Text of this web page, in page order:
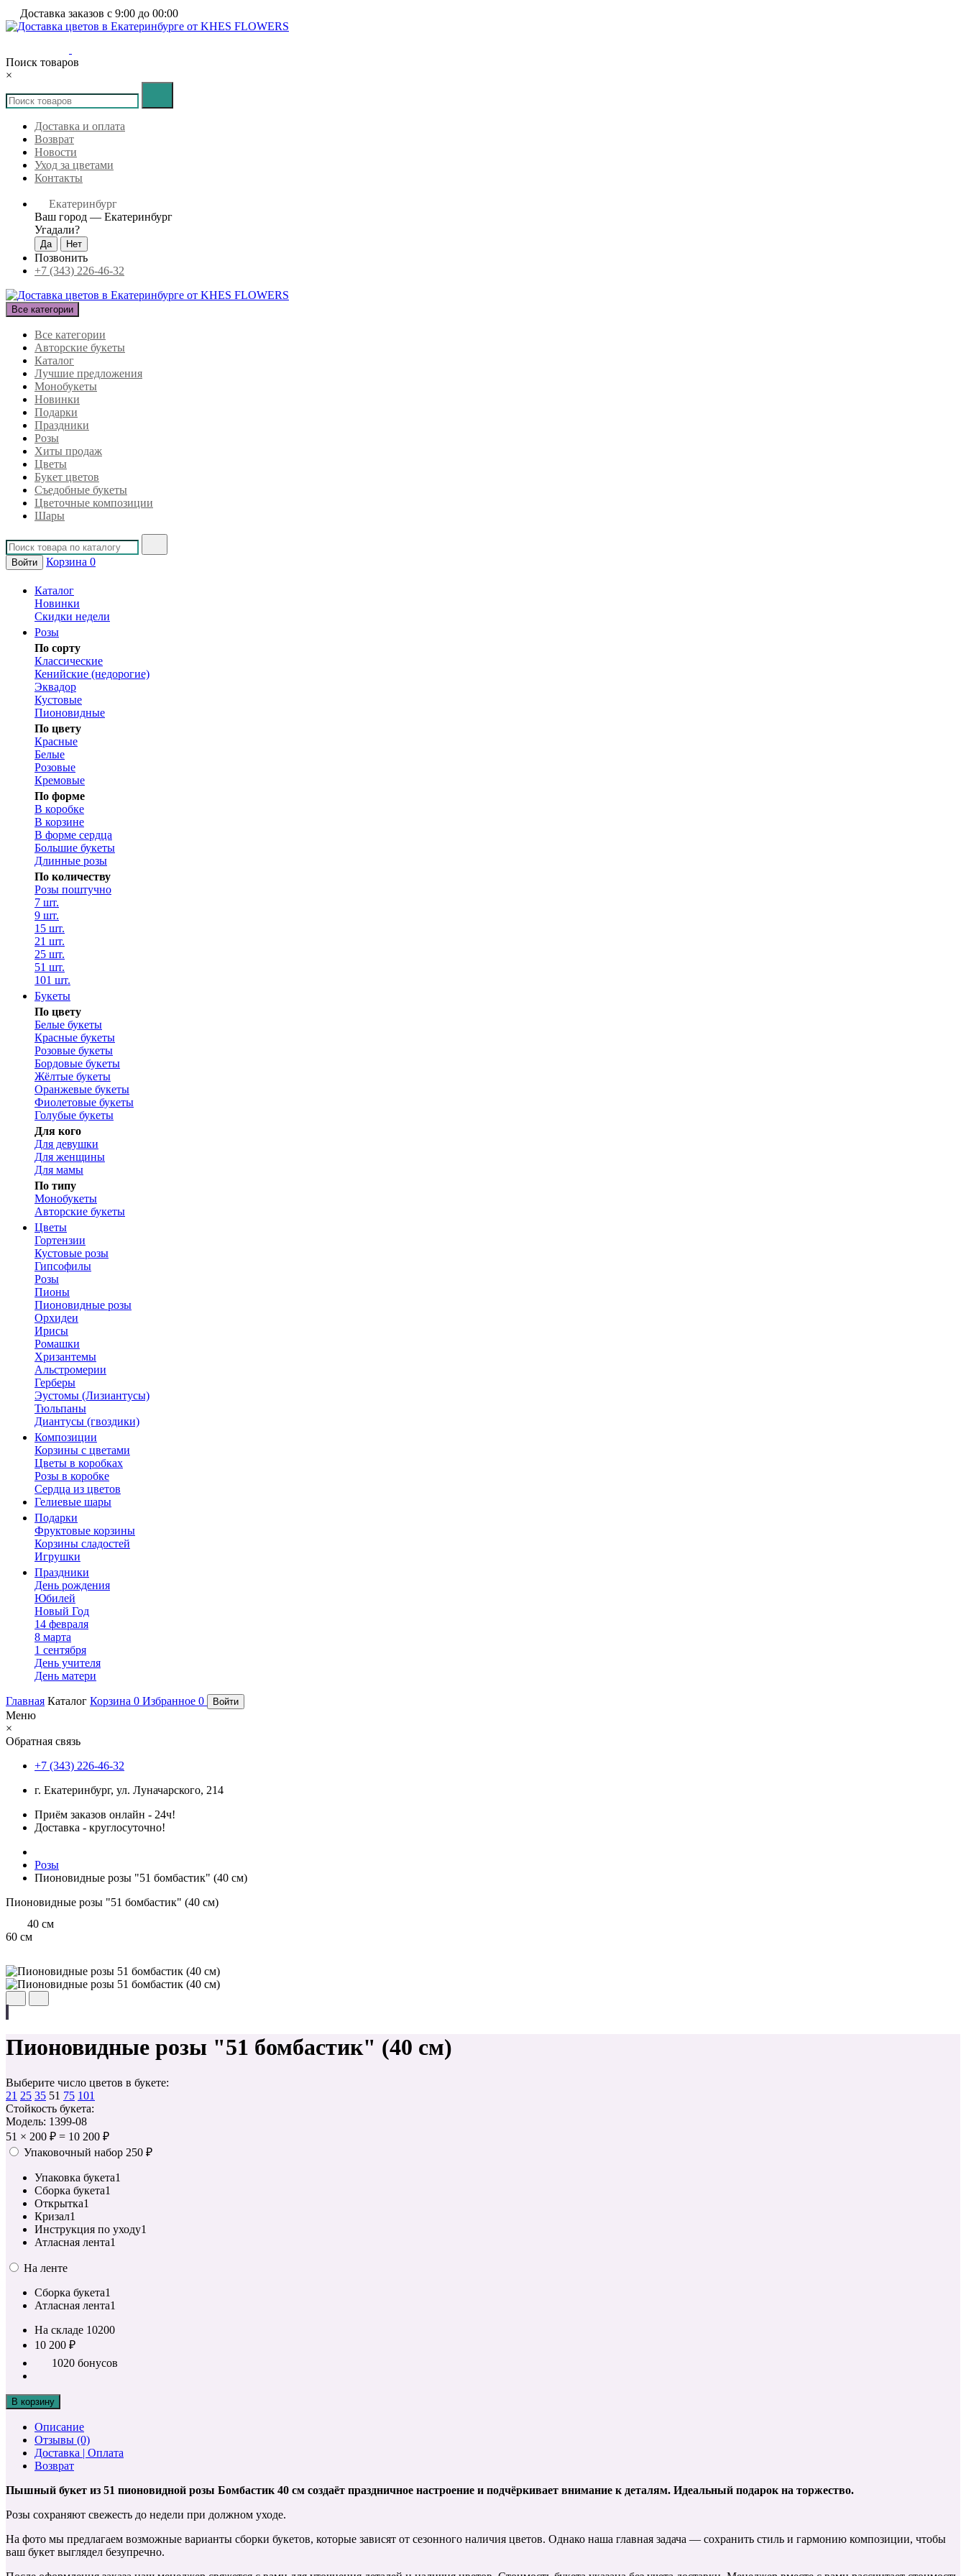
Доставка заказов с 9:00 до 00:00
Поиск товаров
×
Доставка и оплата
Возврат
Новости
Уход за цветами
Контакты
Екатеринбург
Ваш город — Екатеринбург
Угадали?
Позвонить
+7 (343) 226-46-32
Все категории
Все категории
Авторские букеты
Каталог
Лучшие предложения
Монобукеты
Новинки
Подарки
Праздники
Розы
Хиты продаж
Цветы
Букет цветов
Съедобные букеты
Цветочные композиции
Шары
Войти Корзина 0
Каталог
Новинки
Скидки недели
Розы
По сорту
Классические
Кенийские (недорогие)
Эквадор
Кустовые
Пионовидные
По цвету
Красные
Белые
Розовые
Кремовые
По форме
В коробке
В корзине
В форме сердца
Большие букеты
Длинные розы
По количеству
Розы поштучно
7 шт.
9 шт.
15 шт.
21 шт.
25 шт.
51 шт.
101 шт.
Букеты
По цвету
Белые букеты
Красные букеты
Розовые букеты
Бордовые букеты
Жёлтые букеты
Оранжевые букеты
Фиолетовые букеты
Голубые букеты
Для кого
Для девушки
Для женщины
Для мамы
По типу
Монобукеты
Авторские букеты
Цветы
Гортензии
Кустовые розы
Гипсофилы
Розы
Пионы
Пионовидные розы
Орхидеи
Ирисы
Ромашки
Хризантемы
Альстромерии
Герберы
Эустомы (Лизиантусы)
Тюльпаны
Диантусы (гвоздики)
Композиции
Корзины с цветами
Цветы в коробках
Розы в коробке
Сердца из цветов
Гелиевые шары
Подарки
Фруктовые корзины
Корзины сладостей
Игрушки
Праздники
День рождения
Юбилей
Новый Год
14 февраля
8 марта
1 сентября
День учителя
День матери
Главная Каталог Корзина 0 Избранное 0 Войти
Меню
×
Обратная связь
+7 (343) 226-46-32
г. Екатеринбург, ул. Луначарского, 214
Приём заказов онлайн - 24ч!
Доставка - круглосуточно!
Розы
Пионовидные розы "51 бомбастик" (40 см)
Пионовидные розы "51 бомбастик" (40 см)
40 см
60 см
Пионовидные розы "51 бомбастик" (40 см)
Выберите число цветов в букете:
21 25 35 51 75 101
Стойкость букета:
Модель: 1399-08
51 × 200 ₽ = 10 200 ₽
Упаковочный набор 250 ₽
Упаковка букета1
Сборка букета1
Открытка1
Кризал1
Инструкция по уходу1
Атласная лента1
На ленте
Сборка букета1
Атласная лента1
На складе 10200
10 200 ₽
1020 бонусов
В корзину
Описание
Отзывы (0)
Доставка | Оплата
Возврат
Пышный букет из 51 пионовидной розы Бомбастик 40 см создаёт праздничное настроение и подчёркивает внимание к деталям. Идеальный подарок на торжество.
Розы сохраняют свежесть до недели при должном уходе.
На фото мы предлагаем возможные варианты сборки букетов, которые зависят от сезонного наличия цветов. Однако наша главная задача — сохранить стиль и гармонию композиции, чтобы
ваш букет выглядел безупречно.